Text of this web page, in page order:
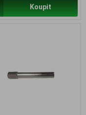
Koupit